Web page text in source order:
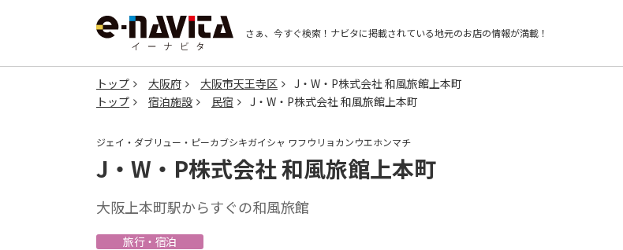
さぁ、今すぐ検索！ ナビタに掲載されている地元のお店の情報が満載！
トップ 大阪府 大阪市天王寺区
J・W・P株式会社 和風旅館上本町
トップ
宿泊施設 民宿 J・W・P株式会社 和風旅館上本町
ジェイ・ダブリュー・ピーカブシキガイシャ ワフウリョカンウエホンマチ
J・W・P株式会社 和風旅館上本町
大阪上本町駅からすぐの和風旅館
旅行・宿泊